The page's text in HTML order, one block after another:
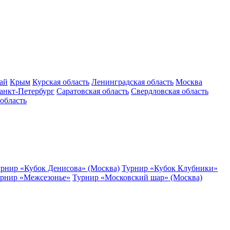
Крым Курская область Ленинградская область Москва
Петербург Саратовская область Свердловская область
«Кубок Денисова» (Москва) Турнир «Кубок Клубники»
«Межсезонье» Турнир «Московский шар» (Москва)